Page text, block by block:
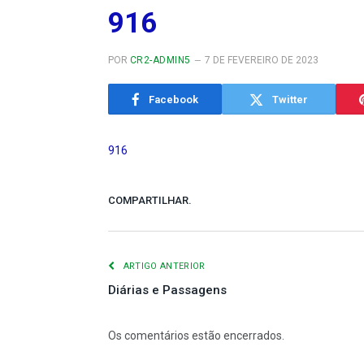
916
POR CR2-ADMIN5 7 DE FEVEREIRO DE 2023
Facebook Twitter
916
COMPARTILHAR.
ARTIGO ANTERIOR
Diárias e Passagens
Os comentários estão encerrados.